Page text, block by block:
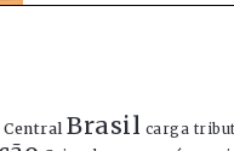
Brasil carga